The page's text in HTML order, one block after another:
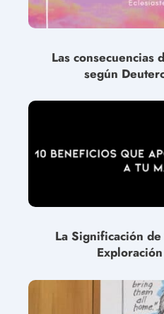
Las consecuencias
según
La Significación